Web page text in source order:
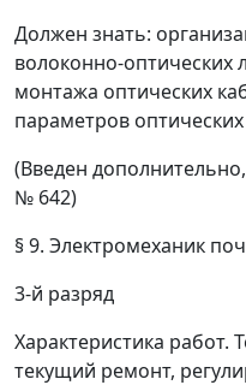
Должен знать:
волоконно-оптических
монтажа оптических
параметров
(Введен
№ 642)
§ 9. Электромеханик
3-й разряд
Характеристика работ.
текущий ремонт,